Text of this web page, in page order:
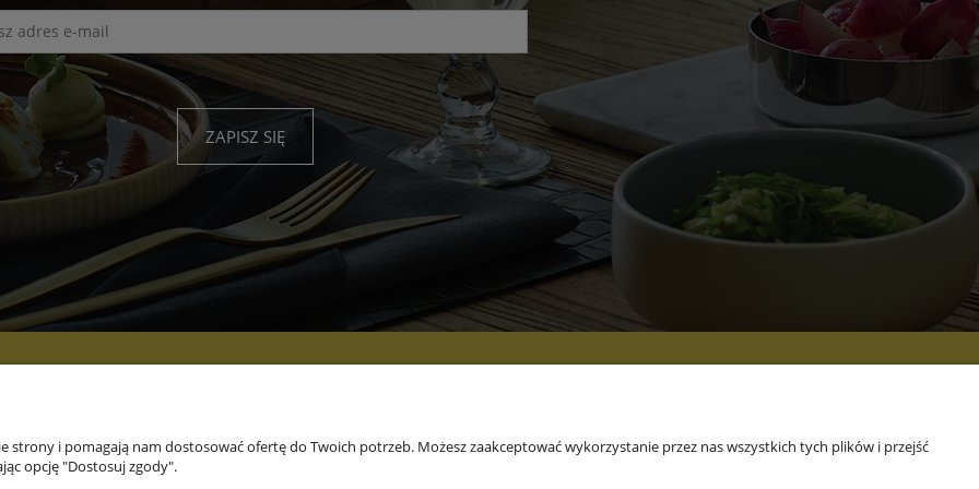
ZAPISZ SIĘ
Formy płatności
strony i pomagają nam dostosować ofertę do Twoich potrzeb. Możesz zaakceptować wykorzystanie przez nas wszystkich tych plików i przejść
opcję "Dostosuj zgody".